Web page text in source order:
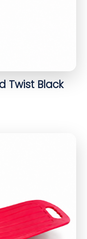
Twist Black